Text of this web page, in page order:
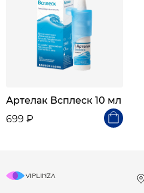
Артелак Всплеск 10 мл
699 ₽